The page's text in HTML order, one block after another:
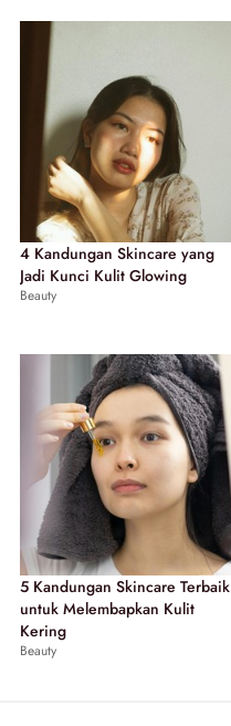
4 Kandungan Skincare yang
Jadi Kunci Kulit Glowing
Beauty
5 Kandungan Skincare Terbaik
untuk Melembapkan Kulit
Kering
Beauty